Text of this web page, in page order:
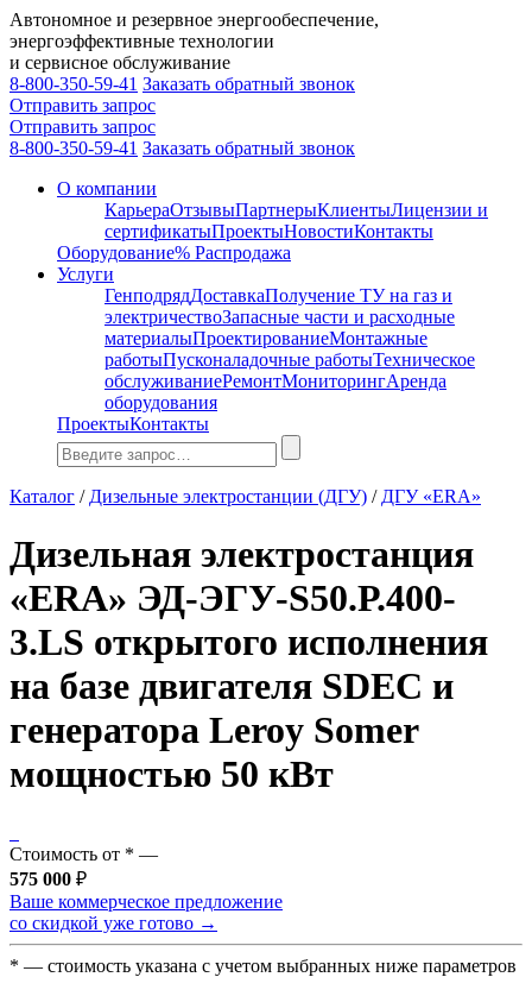
Автономное и резервное энергообеспечение,
энергоэффективные технологии
и сервисное обслуживание
8-800-350-59-41 Заказать обратный звонок
Отправить запрос
Отправить запрос
8-800-350-59-41 Заказать обратный звонок
О компании
КарьераОтзывыПартнерыКлиентыЛицензии и
сертификатыПроектыНовостиКонтакты
Оборудование% Распродажа
Услуги
ГенподрядДоставкаПолучение ТУ на газ и
электричествоЗапасные части и расходные
материалыПроектированиеМонтажные
работыПусконаладочные работыТехническое
обслуживаниеРемонтМониторингАренда
оборудования
ПроектыКонтакты
Каталог / Дизельные электростанции (ДГУ) / ДГУ «ERA»
Дизельная электростанция
«ERA» ЭД-ЭГУ-S50.Р.400-
3.LS открытого исполнения
на базе двигателя SDEC и
генератора Leroy Somer
мощностью 50 кВт
Стоимость от * —
575 000 ₽
Ваше коммерческое предложение
со скидкой уже готово →
* — стоимость указана с учетом выбранных ниже параметров